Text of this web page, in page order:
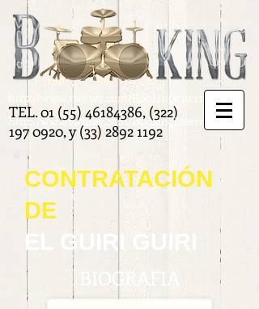
TEL.01 (55) 46184386, (322)
197 0920, y(33) 2892 1192
http://www.twitter.com/Bookinginternat
http://www.twitter.com/Bookinginternat
CONTRATACIÓN
DE
EL GUIRI GUIRI
BIOGRAFIA